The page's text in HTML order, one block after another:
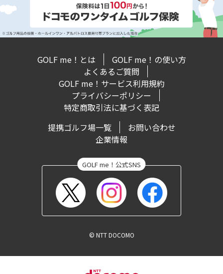
GOLF me！とは
GOLF me！の使い方
よくあるご質問
GOLF me！サービス利用規約
プライバシーポリシー
特定商取引法に基づく表記
提携ゴルフ場一覧
お問い合わせ
企業情報
© NTT DOCOMO